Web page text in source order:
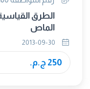
الطرق
الماص
250 ج.م.